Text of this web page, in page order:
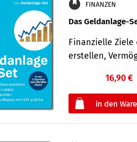
FINANZEN
Das Geldanlage-
Finanzielle
erstellen,
16,90 €